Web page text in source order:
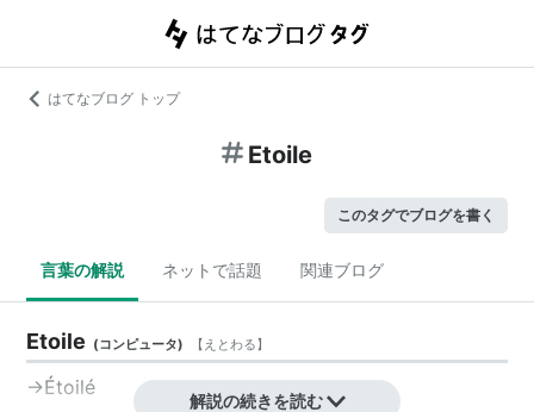
はてなブログ トップ
Etoile
このタグでブログを書く
言葉の解説 ネットで話題 関連ブログ
Etoile (コンピュータ) 【 えとわる】
→Étoilé
解説の続きを読む